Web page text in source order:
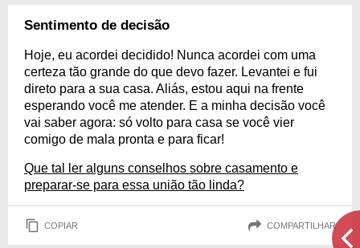
Sentimento de decisão
Hoje, eu acordei decidido! Nunca acordei com uma
certeza tão grande do que devo fazer. Levantei e fui
direto para a sua casa. Aliás, estou aqui na frente
esperando você me atender. E a minha decisão você
vai saber agora: só volto para casa se você vier
comigo de mala pronta e para ficar!
Que tal ler alguns conselhos sobre casamento e
preparar-se para essa união tão linda?
COPIAR COMPARTILHAR